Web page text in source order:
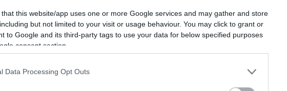
that this website/app uses one or more Google services and may gather and store
but not limited to your visit or usage behaviour. You may click to grant or
to Google and its third-party tags to use your data for below specified purposes
consent section.
Data Processing Opt Outs
és öntöttek ki újra.
rá 5 percet és nézze meg, érdemes. A
hiszen vezetőinekprémium pénze függ a
nem feltétel), de hogy a körzet fideszes
(Bár, ha figyelembe vesszük, hogy
eredmény nélkül hirdetett az elmúlt 20
csapatban, de a
fel a játékosok... több
23:50 ) Lőrinci Fonó
kézilabda mérkőzés
@Punxsutawney
műszak? Honnan
kérdezd! Annyira
2,2 milliárdért